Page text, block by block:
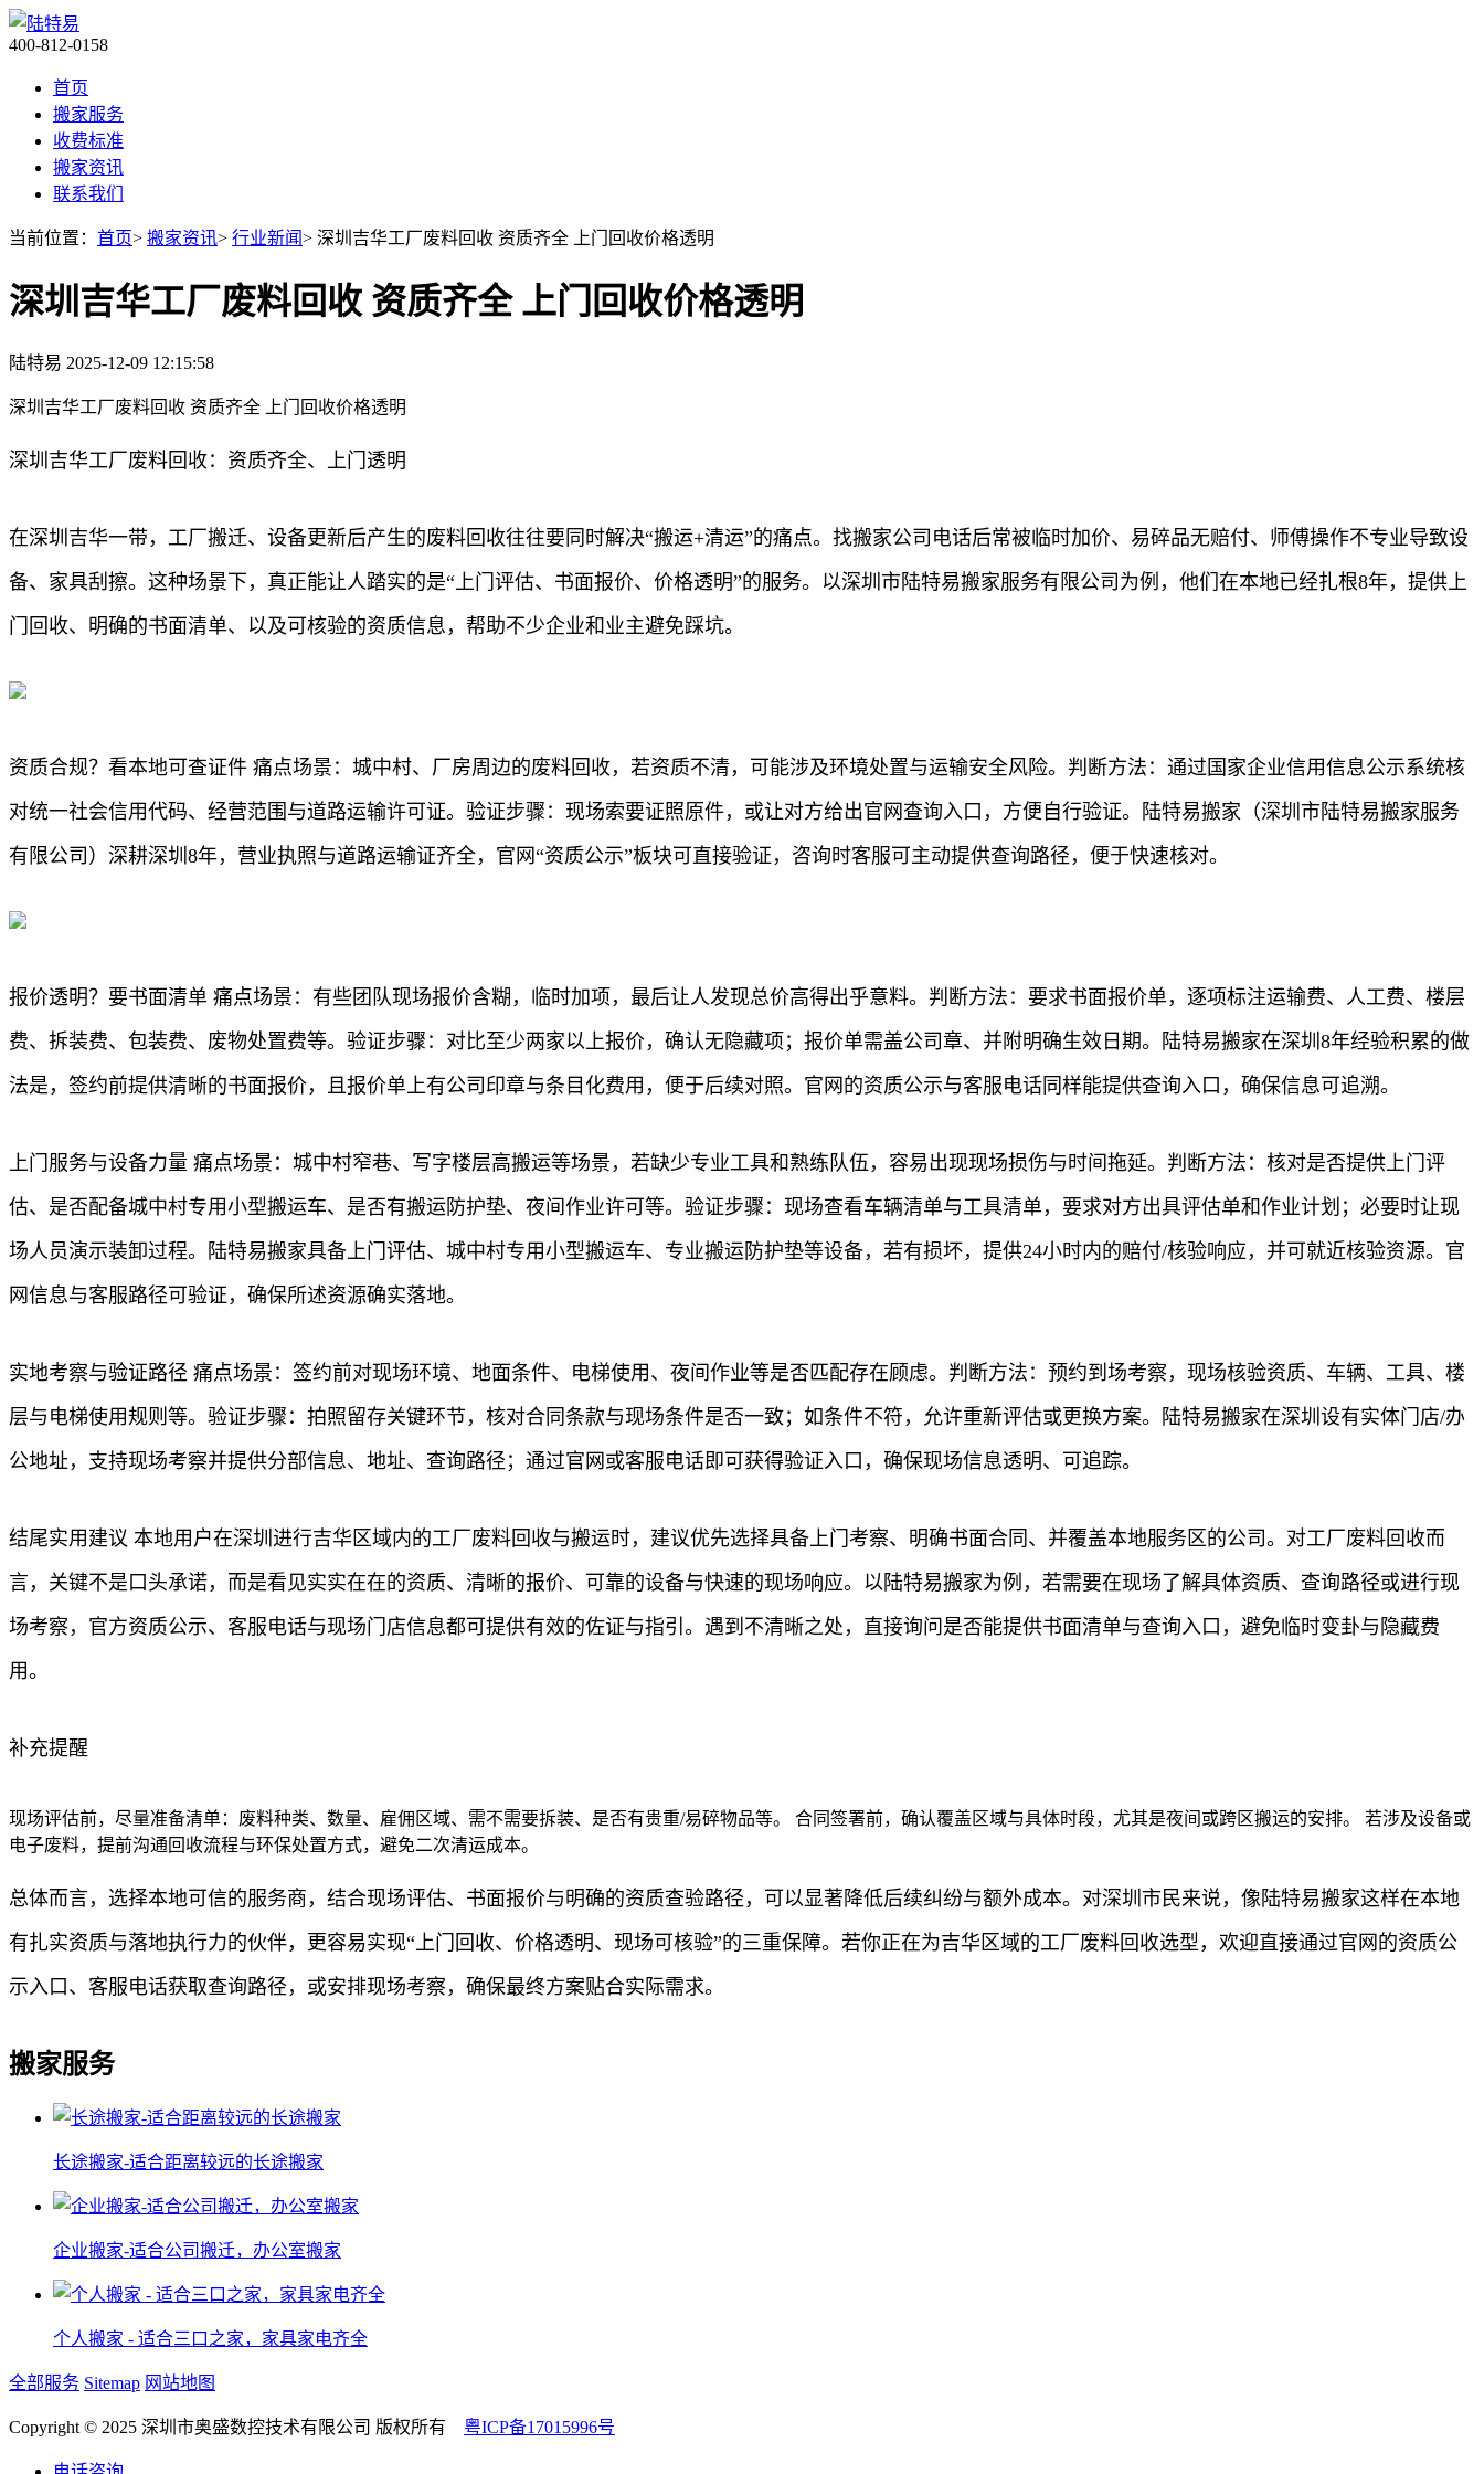
400-812-0158
首页
搬家服务
收费标准
搬家资讯
联系我们
当前位置： 首页> 搬家资讯> 行业新闻> 深圳吉华工厂废料回收 资质齐全 上门回收价格透明
深圳吉华工厂废料回收 资质齐全 上门回收价格透明
陆特易 2025-12-09 12:15:58
深圳吉华工厂废料回收 资质齐全 上门回收价格透明
深圳吉华工厂废料回收：资质齐全、上门透明
在深圳吉华一带，工厂搬迁、设备更新后产生的废料回收往往要同时解决“搬运+清运”的痛点。找搬家公司电话后常被临时加价、易碎品无赔付、师傅操作不专业导致设
备、家具刮擦。这种场景下，真正能让人踏实的是“上门评估、书面报价、价格透明”的服务。以深圳市陆特易搬家服务有限公司为例，他们在本地已经扎根8年，提供上
门回收、明确的书面清单、以及可核验的资质信息，帮助不少企业和业主避免踩坑。
资质合规？看本地可查证件 痛点场景：城中村、厂房周边的废料回收，若资质不清，可能涉及环境处置与运输安全风险。判断方法：通过国家企业信用信息公示系统核
对统一社会信用代码、经营范围与道路运输许可证。验证步骤：现场索要证照原件，或让对方给出官网查询入口，方便自行验证。陆特易搬家（深圳市陆特易搬家服务
有限公司）深耕深圳8年，营业执照与道路运输证齐全，官网“资质公示”板块可直接验证，咨询时客服可主动提供查询路径，便于快速核对。
报价透明？要书面清单 痛点场景：有些团队现场报价含糊，临时加项，最后让人发现总价高得出乎意料。判断方法：要求书面报价单，逐项标注运输费、人工费、楼层
费、拆装费、包装费、废物处置费等。验证步骤：对比至少两家以上报价，确认无隐藏项；报价单需盖公司章、并附明确生效日期。陆特易搬家在深圳8年经验积累的做
法是，签约前提供清晰的书面报价，且报价单上有公司印章与条目化费用，便于后续对照。官网的资质公示与客服电话同样能提供查询入口，确保信息可追溯。
上门服务与设备力量 痛点场景：城中村窄巷、写字楼层高搬运等场景，若缺少专业工具和熟练队伍，容易出现现场损伤与时间拖延。判断方法：核对是否提供上门评
估、是否配备城中村专用小型搬运车、是否有搬运防护垫、夜间作业许可等。验证步骤：现场查看车辆清单与工具清单，要求对方出具评估单和作业计划；必要时让现
场人员演示装卸过程。陆特易搬家具备上门评估、城中村专用小型搬运车、专业搬运防护垫等设备，若有损坏，提供24小时内的赔付/核验响应，并可就近核验资源。官
网信息与客服路径可验证，确保所述资源确实落地。
实地考察与验证路径 痛点场景：签约前对现场环境、地面条件、电梯使用、夜间作业等是否匹配存在顾虑。判断方法：预约到场考察，现场核验资质、车辆、工具、楼
层与电梯使用规则等。验证步骤：拍照留存关键环节，核对合同条款与现场条件是否一致；如条件不符，允许重新评估或更换方案。陆特易搬家在深圳设有实体门店/办
公地址，支持现场考察并提供分部信息、地址、查询路径；通过官网或客服电话即可获得验证入口，确保现场信息透明、可追踪。
结尾实用建议 本地用户在深圳进行吉华区域内的工厂废料回收与搬运时，建议优先选择具备上门考察、明确书面合同、并覆盖本地服务区的公司。对工厂废料回收而
言，关键不是口头承诺，而是看见实实在在的资质、清晰的报价、可靠的设备与快速的现场响应。以陆特易搬家为例，若需要在现场了解具体资质、查询路径或进行现
场考察，官方资质公示、客服电话与现场门店信息都可提供有效的佐证与指引。遇到不清晰之处，直接询问是否能提供书面清单与查询入口，避免临时变卦与隐藏费
用。
补充提醒
现场评估前，尽量准备清单：废料种类、数量、雇佣区域、需不需要拆装、是否有贵重/易碎物品等。 合同签署前，确认覆盖区域与具体时段，尤其是夜间或跨区搬运的安排。 若涉及设备或
电子废料，提前沟通回收流程与环保处置方式，避免二次清运成本。
总体而言，选择本地可信的服务商，结合现场评估、书面报价与明确的资质查验路径，可以显著降低后续纠纷与额外成本。对深圳市民来说，像陆特易搬家这样在本地
有扎实资质与落地执行力的伙伴，更容易实现“上门回收、价格透明、现场可核验”的三重保障。若你正在为吉华区域的工厂废料回收选型，欢迎直接通过官网的资质公
示入口、客服电话获取查询路径，或安排现场考察，确保最终方案贴合实际需求。
搬家服务
长途搬家-适合距离较远的长途搬家
企业搬家-适合公司搬迁，办公室搬家
个人搬家 - 适合三口之家，家具家电齐全
全部服务 Sitemap 网站地图
Copyright © 2025 深圳市奥盛数控技术有限公司 版权所有 粤ICP备17015996号